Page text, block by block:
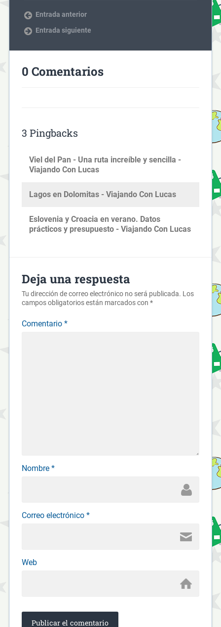
Entrada anterior
Entrada siguiente
0 Comentarios
3 Pingbacks
Viel del Pan - Una ruta increíble y sencilla -
Viajando Con Lucas
Lagos en Dolomitas - Viajando Con Lucas
Eslovenia y Croacia en verano. Datos
prácticos y presupuesto - Viajando Con Lucas
Deja una respuesta
Tu dirección de correo electrónico no será publicada. Los
campos obligatorios están marcados con *
Comentario *
Nombre *
Correo electrónico *
Web